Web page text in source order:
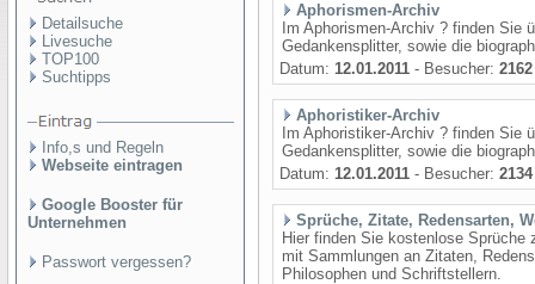
Detailsuche
Livesuche
TOP100
Suchtipps
Info,s und Regeln
Webseite eintragen
Google Booster für
Unternehmen
Passwort vergessen?
Aphorismen-Archiv
Im Aphorismen-Archiv ? finden Sie
Gedankensplitter, sowie die
Datum: 12.01.2011 - Besucher: 2162
Aphoristiker-Archiv
Im Aphoristiker-Archiv ? finden Sie
Gedankensplitter, sowie die
Datum: 12.01.2011 - Besucher: 2134
Sprüche, Zitate, Redensarten,
Hier finden Sie kostenlose Sprüche
mit Sammlungen an Zitaten,
Philosophen und Schriftstellern.